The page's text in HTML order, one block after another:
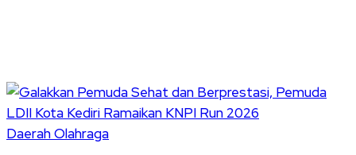
DaerahOlahraga